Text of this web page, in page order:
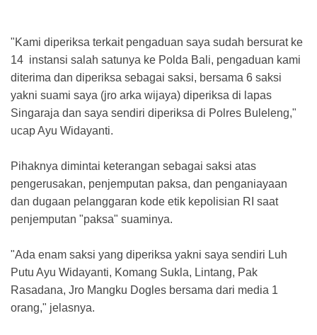
"Kami diperiksa terkait pengaduan saya sudah bersurat ke
14 instansi salah satunya ke Polda Bali, pengaduan kami
diterima dan diperiksa sebagai saksi, bersama 6 saksi
yakni suami saya (jro arka wijaya) diperiksa di lapas
Singaraja dan saya sendiri diperiksa di Polres Buleleng,"
ucap Ayu Widayanti.
Pihaknya dimintai keterangan sebagai saksi atas
pengerusakan, penjemputan paksa, dan penganiayaan
dan dugaan pelanggaran kode etik kepolisian RI saat
penjemputan "paksa" suaminya.
"Ada enam saksi yang diperiksa yakni saya sendiri Luh
Putu Ayu Widayanti, Komang Sukla, Lintang, Pak
Rasadana, Jro Mangku Dogles bersama dari media 1
orang," jelasnya.